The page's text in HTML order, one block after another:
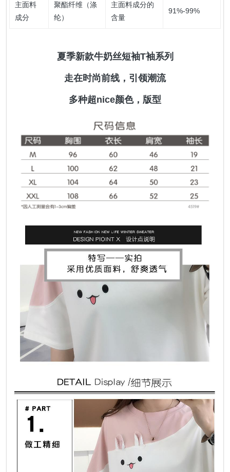
主面料
成分
聚酯纤维（涤
纶）
主面料成分的
含量
91%-99%
夏季新款牛奶丝短袖T袖系列
走在时尚前线，引领潮流
多种超nice颜色，版型